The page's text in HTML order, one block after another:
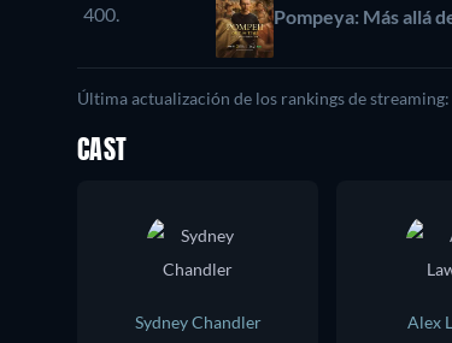
400. Pompeya: Más allá
Última actualización de los rankings de
CAST
Sydney Chandler
Alex